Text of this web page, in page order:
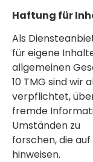
Haftung für
Als
für eigene
allgemeinen
10 TMG sind wir
verpflichtet,
fremde
Umständen zu
forschen, die
hinweisen.